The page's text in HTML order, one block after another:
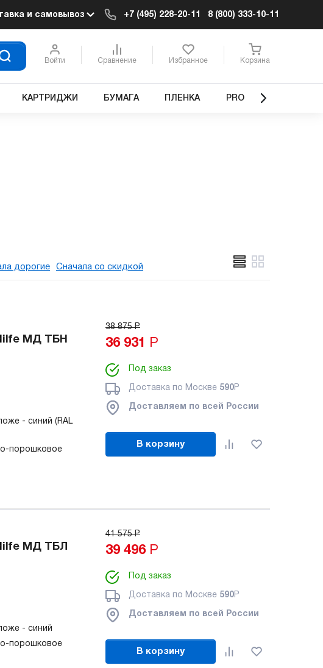
и самовывоз +7 (495) 228-20-11 8 (800) 333-10-11
Войти Сравнение Избранное Корзина
КАРТРИДЖИ БУМАГА ПЛЕНКА PRO
дорогие Сначала со скидкой
МД ТБН
- синий (RAL
порошковое
38 875 Р
36 931 Р
Под заказ
Доставка по Москве 590Р
Доставляем по всей России
В корзину
МД ТБЛ
- синий
порошковое
41 575 Р
39 496 Р
Под заказ
Доставка по Москве 590Р
Доставляем по всей России
В корзину